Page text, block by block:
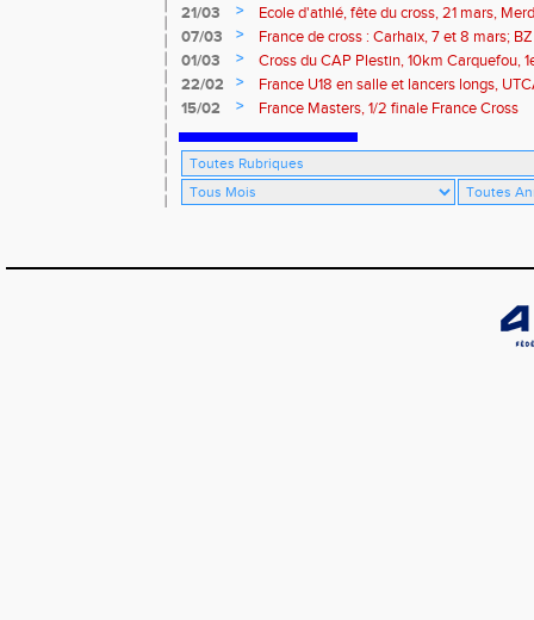
21/03
>
Ecole d'athlé, fête du cross, 21 mars,
07/03
>
France de cross : Carhaix, 7 et 8 mars;
Brieuc, 7 mars
01/03 >
Cross du CAP Plestin, 10km Carquefou,
22/02
>
France U18 en salle et lancers longs,
15/02
> France Masters, 1/2 finale France Cross